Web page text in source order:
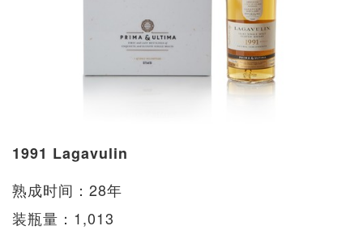
1991 Lagavulin
熟成时间：28年
装瓶量：1,013